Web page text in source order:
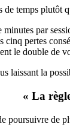
temps plutôt
par
cinq pertes
le double de
laissant la
La
de